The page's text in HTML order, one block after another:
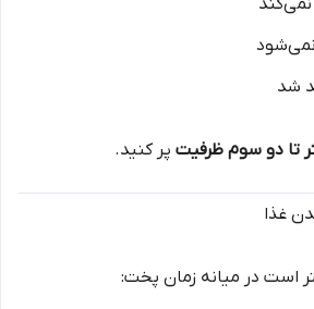
شد
تا دو سوم ظرفیت پر کنید.
است در میانه زمان پخت: